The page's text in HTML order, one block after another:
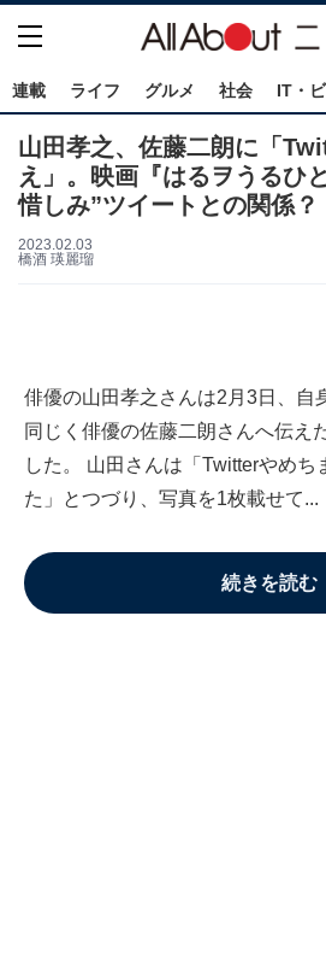
連載 ライフ グルメ 社会 IT・
山田孝之、佐藤二朗に「
え」。映画『はるヲうるひ
惜しみ”ツイートとの関係？
2023.02.03
橋酒 瑛麗瑠
俳優の山田孝之さんは2月3日、自
同じく俳優の佐藤二朗さんへ伝え
した。 山田さんは「Twitterやめ
た」とつづり、写真を1枚載せて...
続きを読む